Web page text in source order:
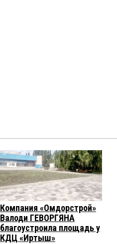
Компания «Омдорстрой»
Валоди ГЕВОРГЯНА
благоустроила площадь у
КДЦ «Иртыш»